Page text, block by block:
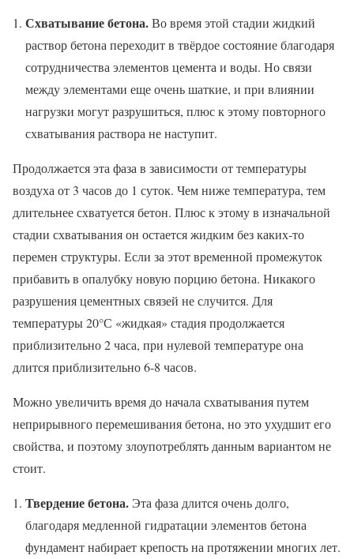
Схватывание бетона.Во время этой стадии жидкий
раствор бетона переходит в твёрдое состояние благодаря
сотрудничества элементов цемента и воды. Но связи
между элементами еще очень шаткие, и при влиянии
нагрузки могут разрушиться, плюс к этому повторного
схватывания раствора не наступит.
Продолжается эта фаза в зависимости от температуры
воздуха от 3 часов до 1 суток. Чем ниже температура, тем
длительнее схватуется бетон. Плюс к этому в изначальной
стадии схватывания он остается жидким без каких-то
перемен структуры. Если за этот временной промежуток
прибавить в опалубку новую порцию бетона. Никакого
разрушения цементных связей не случится. Для
температуры 20°С «жидкая» стадия продолжается
приблизительно 2 часа, при нулевой температуре она
длится приблизительно 6-8 часов.
Можно увеличить время до начала схватывания путем
неприрывного перемешивания бетона, но это ухудшит его
свойства, и поэтому злоупотреблять данным вариантом не
стоит.
Твердение бетона. Эта фаза длится очень долго,
благодаря медленной гидратации элементов бетона
фундамент набирает крепость на протяжении многих лет.